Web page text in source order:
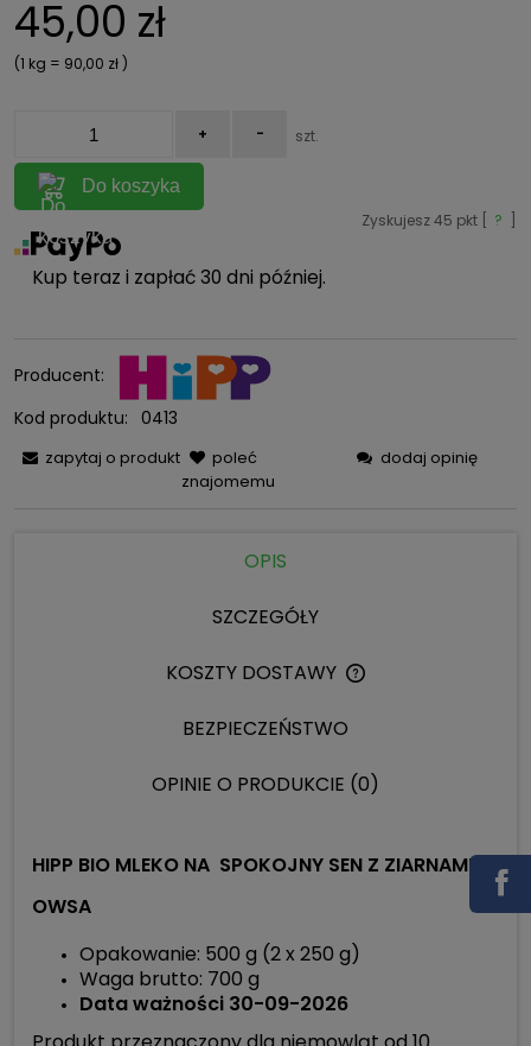
45,00 zł
(1 kg = 90,00 zł )
+ - szt.
Do koszyka
Zyskujesz45 pkt [ ?
Kup teraz i zapłać 30 dni później.
Producent:
Kod produktu: 0413
zapytaj o produkt
poleć
znajomemu
dodaj opinię
OPIS
SZCZEGÓŁY
KOSZTY DOSTAWY
BEZPIECZEŃSTWO
OPINIE O PRODUKCIE (0)
HIPP BIO MLEKO NA SPOKOJNY SEN Z ZIARNAMI
OWSA
Opakowanie: 500 g (2 x 250 g)
Waga brutto: 700 g
Data ważności 30-09-2026